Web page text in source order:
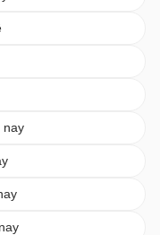
nay